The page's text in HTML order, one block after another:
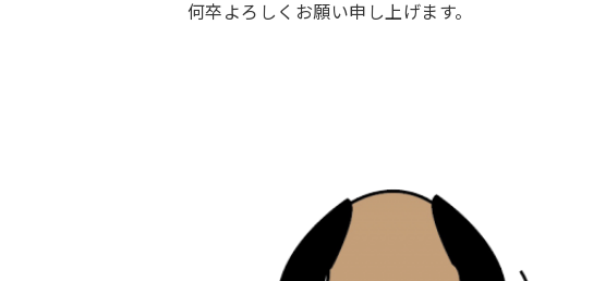
何卒よろしくお願い申し上げます。